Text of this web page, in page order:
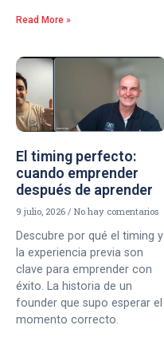
Read More »
El timing perfecto:
cuando emprender
después de aprender
9 julio, 2026 No hay comentarios
Descubre por qué el timing y
la experiencia previa son
clave para emprender con
éxito. La historia de un
founder que supo esperar el
momento correcto.